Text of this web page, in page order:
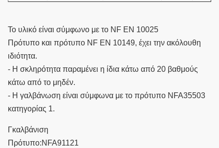
Το υλικό είναι σύμφωνο με το NF EN 10025
Πρότυπο και πρότυπο NF EN 10149, έχει την ακόλουθη
ιδιότητα.
- Η σκληρότητα παραμένει η ίδια κάτω από 20 βαθμούς
κάτω από το μηδέν.
- Η γαλβάνωση είναι σύμφωνα με το πρότυπο NFA35503
κατηγορίας 1.
Γκαλβάνιση
Πρότυπο:NFA91121